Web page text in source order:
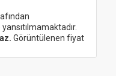
Görüntülenen fiyat